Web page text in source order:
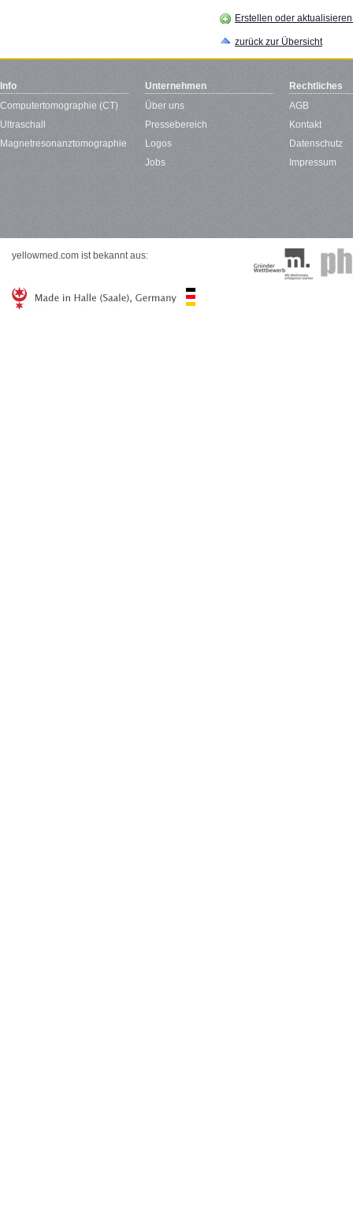
Erstellen oder
zurück zur Übersicht
Info
Computertomographie (CT)
Ultraschall
Magnetresonanztomographie
Unternehmen
Über uns
Pressebereich
Logos
Jobs
Rechtliches
AGB
Kontakt
Datenschutz
Impressum
yellowmed.com ist bekannt aus: